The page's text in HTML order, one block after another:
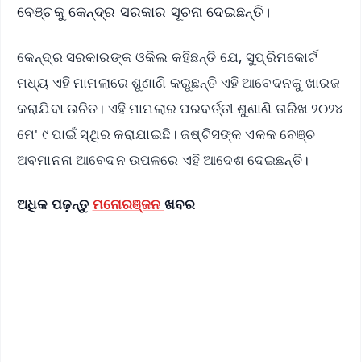
ବେଞ୍ଚକୁ କେନ୍ଦ୍ର ସରକାର ସୂଚନା ଦେଇଛନ୍ତି।
କେନ୍ଦ୍ର ସରକାରଙ୍କ ଓକିଲ କହିଛନ୍ତି ଯେ, ସୁପ୍ରିମକୋର୍ଟ
ମଧ୍ୟ ଏହି ମାମଲାରେ ଶୁଣାଣି କରୁଛନ୍ତି ଏହି ଆବେଦନକୁ ଖାରଜ
କରାଯିବା ଉଚିତ। ଏହି ମାମଲାର ପରବର୍ତ୍ତୀ ଶୁଣାଣି ତାରିଖ ୨୦୨୪
ମେ' ୯ ପାଇଁ ସ୍ଥିର କରାଯାଇଛି। ଜଷ୍ଟିସଙ୍କ ଏକକ ବେଞ୍ଚ
ଅବମାନନା ଆବେଦନ ଉପଳରେ ଏହି ଆଦେଶ ଦେଇଛନ୍ତି।
ଅଧିକ ପଢ଼ନ୍ତୁ ମନୋରଞ୍ଜନ ଖବର